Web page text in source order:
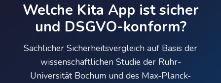
Welche Kita App ist sicher
und DSGVO-konform?
Sachlicher Sicherheitsvergleich auf Basis der
wissenschaftlichen Studie der Ruhr-
Universität Bochum und des Max-Planck-